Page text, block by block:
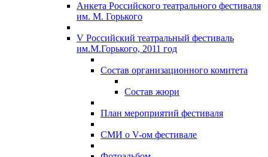
Анкета Российского театрального фестиваля
им. М. Горького
V Российский театральный фестиваль
им.М.Горького, 2011 год
Состав организационного комитета
Состав жюри
План мероприятий фестиваля
СМИ о V-ом фестивале